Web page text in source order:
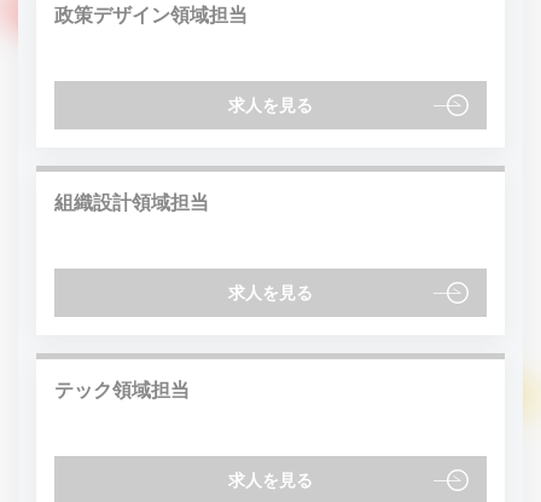
政策デザイン領域担当
求人を見る
組織設計領域担当
求人を見る
テック領域担当
求人を見る